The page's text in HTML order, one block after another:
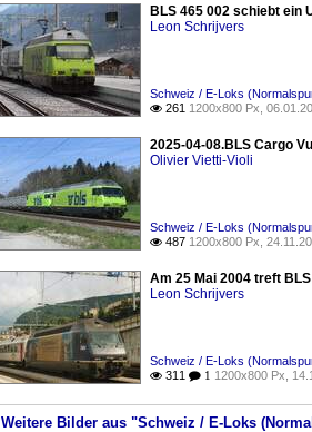
BLS 465 002 schiebt ein
Leon Schrijvers
Schweiz / E-Loks
 261 1200x800 Px,
2025-04-08.BLS Cargo
Olivier Vietti-Violi
Schweiz / E-Loks
 487 1200x800 Px,
Am 25 Mai 2004 treft
Leon Schrijvers
Schweiz / E-Loks
 311  1 1200x800 Px,
Weitere Bilder aus "Schweiz / E-Loks